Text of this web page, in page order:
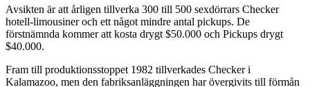
Avsikten är att årligen tillverka 300 till 500 sexdörrars Checker
hotell-limousiner och ett något mindre antal pickups. De
förstnämnda kommer att kosta drygt $50.000 och Pickups drygt
$40.000.
Fram till produktionsstoppet 1982 tillverkades Checker i
Kalamazoo, men den fabriksanläggningen har övergivits till förmån